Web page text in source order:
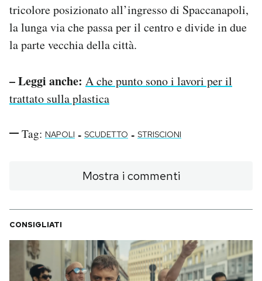
tricolore posizionato all’ingresso di Spaccanapoli,
la lunga via che passa per il centro e divide in due
la parte vecchia della città.
– Leggi anche: A che punto sono i lavori per il
trattato sulla plastica
Tag: NAPOLI - SCUDETTO - STRISCIONI
Mostra i commenti
CONSIGLIATI